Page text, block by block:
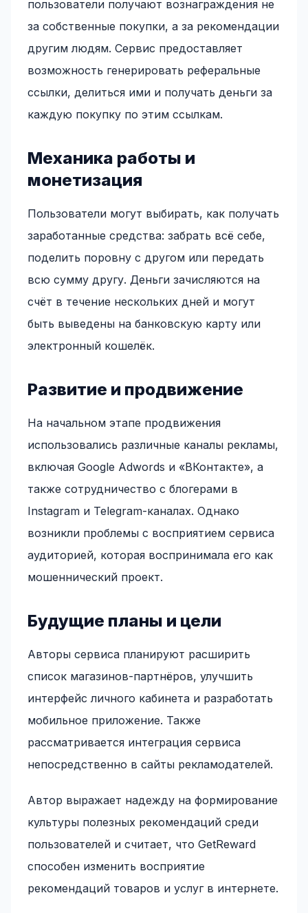
пользователи получают вознаграждения не
за собственные покупки, а за рекомендации
другим людям. Сервис предоставляет
возможность генерировать реферальные
ссылки, делиться ими и получать деньги за
каждую покупку по этим ссылкам.
Механика работы и
монетизация
Пользователи могут выбирать, как получать
заработанные средства: забрать всё себе,
поделить поровну с другом или передать
всю сумму другу. Деньги зачисляются на
счёт в течение нескольких дней и могут
быть выведены на банковскую карту или
электронный кошелёк.
Развитие и продвижение
На начальном этапе продвижения
использовались различные каналы рекламы,
включая Google Adwords и «ВКонтакте», а
также сотрудничество с блогерами в
Instagram и Telegram-каналах. Однако
возникли проблемы с восприятием сервиса
аудиторией, которая воспринимала его как
мошеннический проект.
Будущие планы и цели
Авторы сервиса планируют расширить
список магазинов-партнёров, улучшить
интерфейс личного кабинета и разработать
мобильное приложение. Также
рассматривается интеграция сервиса
непосредственно в сайты рекламодателей.
Автор выражает надежду на формирование
культуры полезных рекомендаций среди
пользователей и считает, что GetReward
способен изменить восприятие
рекомендаций товаров и услуг в интернете.